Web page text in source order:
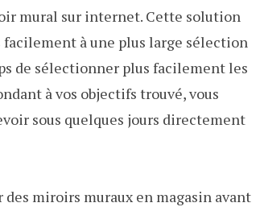
mural sur internet. Cette solution
facilement à une plus large sélection
de sélectionner plus facilement les
à vos objectifs trouvé, vous
sous quelques jours directement
miroirs muraux en magasin avant